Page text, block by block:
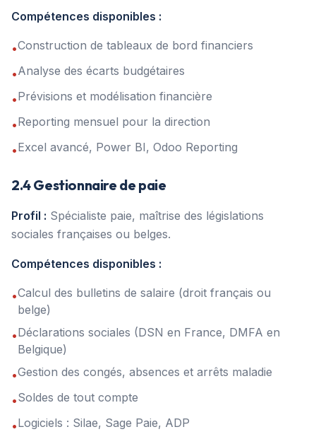
Compétences disponibles :
•Construction de tableaux de bord financiers
•Analyse des écarts budgétaires
•Prévisions et modélisation financière
•Reporting mensuel pour la direction
•Excel avancé, Power BI, Odoo Reporting
2.4 Gestionnaire de paie
Profil : Spécialiste paie, maîtrise des législations
sociales françaises ou belges.
Compétences disponibles :
•Calcul des bulletins de salaire (droit français ou
belge)
•Déclarations sociales (DSN en France, DMFA en
Belgique)
•Gestion des congés, absences et arrêts maladie
•Soldes de tout compte
•Logiciels : Silae, Sage Paie, ADP